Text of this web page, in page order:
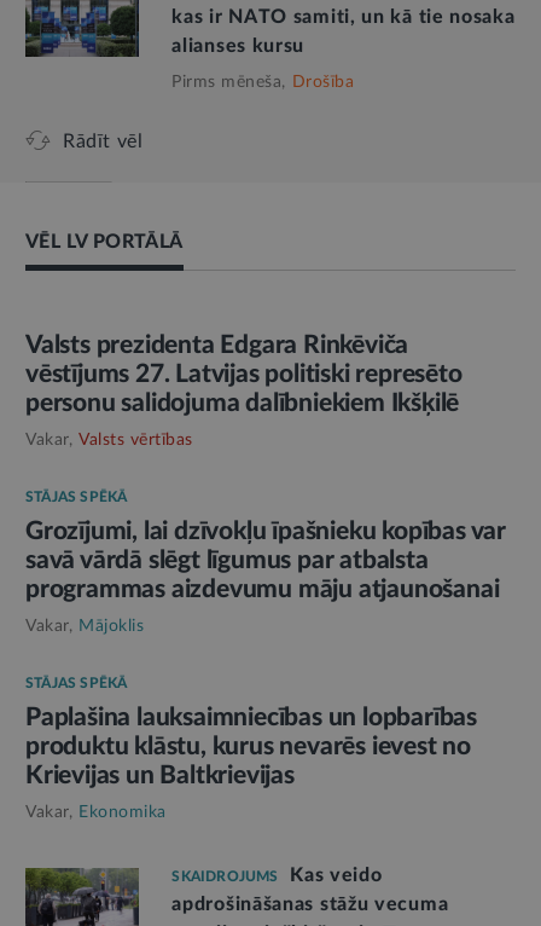
kas ir NATO samiti, un kā tie nosaka
alianses kursu
Pirms mēneša, Drošība
Rādīt vēl
VĒL LV PORTĀLĀ
AMATPERSONAS RUNA
Valsts prezidenta Edgara Rinkēviča
vēstījums 27. Latvijas politiski represēto
personu salidojuma dalībniekiem Ikšķilē
Vakar, Valsts vērtības
STĀJAS SPĒKĀ
Grozījumi, lai dzīvokļu īpašnieku kopības var
savā vārdā slēgt līgumus par atbalsta
programmas aizdevumu māju atjaunošanai
Vakar, Mājoklis
STĀJAS SPĒKĀ
Paplašina lauksaimniecības un lopbarības
produktu klāstu, kurus nevarēs ievest no
Krievijas un Baltkrievijas
Vakar, Ekonomika
SKAIDROJUMS
Kas veido
apdrošināšanas stāžu vecuma